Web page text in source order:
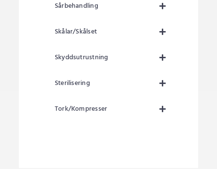
Sårbehandling
Skålar/Skålset
Skyddsutrustning
Sterilisering
Tork/Kompresser